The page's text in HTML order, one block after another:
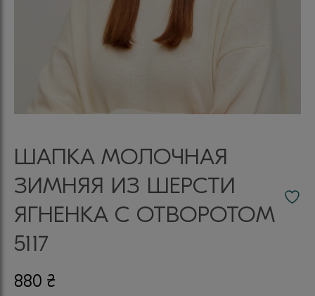
ШАПКА МОЛОЧНАЯ
ЗИМНЯЯ ИЗ ШЕРСТИ
ЯГНЕНКА С ОТВОРОТОМ
5117
880 ₴